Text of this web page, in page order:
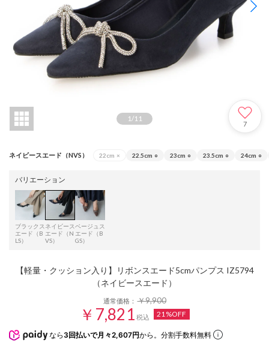
1 /11
7
ネイビースエード（NVS） 22cm × 22.5cm ○ 23cm ○ 23.5cm ○ 24cm ○
バリエーション
ブラックス
エード（B
LS）
ネイビース
エード（N
VS）
ベージュス
エード（B
GS）
【軽量・クッション入り】リボンスエード5cmパンプス IZ5794
（ネイビースエード）
通常価格：￥9,900
￥7,821 税込 21%OFF
なら 3回払いで月々2,607円から。分割手数料無料